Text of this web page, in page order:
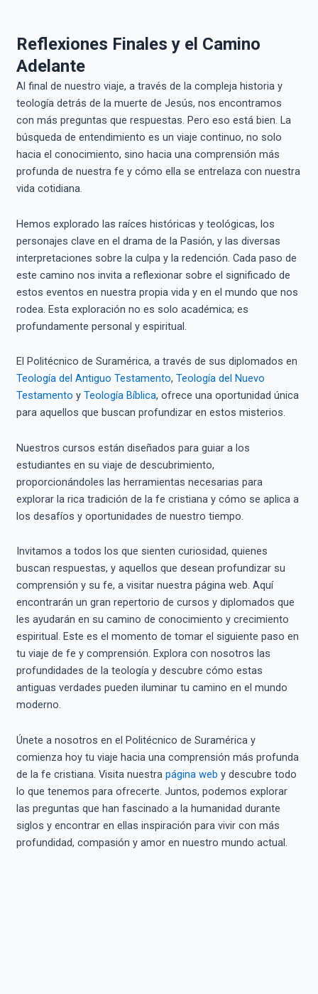
Reflexiones Finales y el Camino
Adelante
Al final de nuestro viaje, a través de la compleja historia y
teología detrás de la muerte de Jesús, nos encontramos
con más preguntas que respuestas. Pero eso está bien. La
búsqueda de entendimiento es un viaje continuo, no solo
hacia el conocimiento, sino hacia una comprensión más
profunda de nuestra fe y cómo ella se entrelaza con nuestra
vida cotidiana.
Hemos explorado las raíces históricas y teológicas, los
personajes clave en el drama de la Pasión, y las diversas
interpretaciones sobre la culpa y la redención. Cada paso de
este camino nos invita a reflexionar sobre el significado de
estos eventos en nuestra propia vida y en el mundo que nos
rodea. Esta exploración no es solo académica; es
profundamente personal y espiritual.
El Politécnico de Suramérica, a través de sus diplomados en
Teología del Antiguo Testamento, Teología del Nuevo
Testamento y Teología Bíblica, ofrece una oportunidad única
para aquellos que buscan profundizar en estos misterios.
Nuestros cursos están diseñados para guiar a los
estudiantes en su viaje de descubrimiento,
proporcionándoles las herramientas necesarias para
explorar la rica tradición de la fe cristiana y cómo se aplica a
los desafíos y oportunidades de nuestro tiempo.
Invitamos a todos los que sienten curiosidad, quienes
buscan respuestas, y aquellos que desean profundizar su
comprensión y su fe, a visitar nuestra página web. Aquí
encontrarán un gran repertorio de cursos y diplomados que
les ayudarán en su camino de conocimiento y crecimiento
espiritual. Este es el momento de tomar el siguiente paso en
tu viaje de fe y comprensión. Explora con nosotros las
profundidades de la teología y descubre cómo estas
antiguas verdades pueden iluminar tu camino en el mundo
moderno.
Únete a nosotros en el Politécnico de Suramérica y
comienza hoy tu viaje hacia una comprensión más profunda
de la fe cristiana. Visita nuestra página web y descubre todo
lo que tenemos para ofrecerte. Juntos, podemos explorar
las preguntas que han fascinado a la humanidad durante
siglos y encontrar en ellas inspiración para vivir con más
profundidad, compasión y amor en nuestro mundo actual.